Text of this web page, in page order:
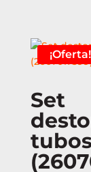
¡Oferta!
Set